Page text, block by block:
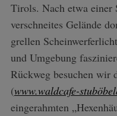
Tirols. Nach etwa einer
verschneites Gelände
grellen
und Umgebung
Rückweg besuchen wir
(www.waldcafe-
eingerahmten